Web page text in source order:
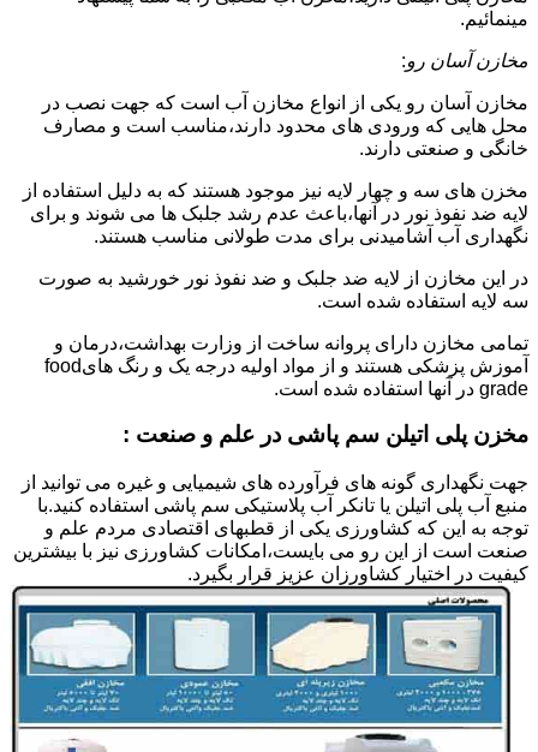
مینمائیم.
مخازن آسان رو:
مخازن آسان رو یکی از انواع مخازن آب است که جهت نصب در
محل هایی که ورودی های محدود دارند،مناسب است و مصارف
خانگی و صنعتی دارند.
مخزن های سه و چهار لایه نیز موجود هستند که به دلیل استفاده از
لایه ضد نفوذ نور در آنها،باعث عدم رشد جلبک ها می شوند و برای
نگهداری آب آشامیدنی برای مدت طولانی مناسب هستند.
در این مخازن از لایه ضد جلبک و ضد نفوذ نور خورشید به صورت
سه لایه استفاده شده است.
تمامی مخازن دارای پروانه ساخت از وزارت بهداشت،درمان و
آموزش پزشکی هستند و از مواد اولیه درجه یک و رنگ هایfood
grade در آنها استفاده شده است.
مخزن پلی اتیلن سم پاشی در علم و صنعت :
جهت نگهداری گونه های فرآورده های شیمیایی و غیره می توانید از
منبع آب پلی اتیلن یا تانکر آب پلاستیکی سم پاشی استفاده کنید.با
توجه به این که کشاورزی یکی از قطبهای اقتصادی مردم علم و
صنعت است از این رو می بایست،امکانات کشاورزی نیز با بیشترین
کیفیت در اختیار کشاورزان عزیز قرار بگیرد.